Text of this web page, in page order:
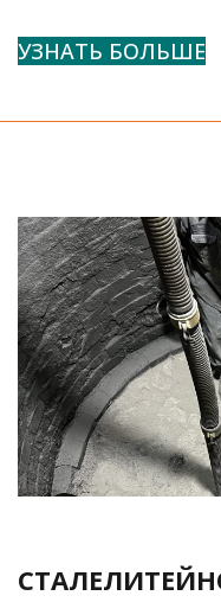
УЗНАТЬ БОЛЬШЕ